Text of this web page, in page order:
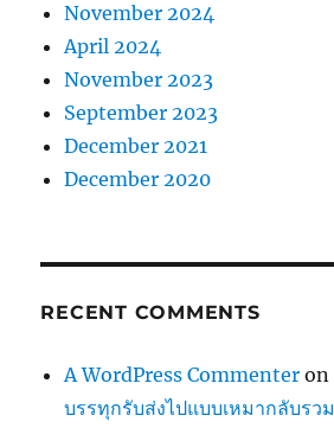
November 2024
April 2024
November 2023
September 2023
December 2021
December 2020
RECENT COMMENTS
A WordPress Commenter on
บรรทุกรับส่งไปแบบเหมากลับรวม